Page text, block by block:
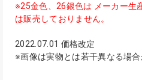
※25金色、26銀色は メーカー生
は販売しておりません。
2022.07.01 価格改定
※画像は実物とは若干異なる場合